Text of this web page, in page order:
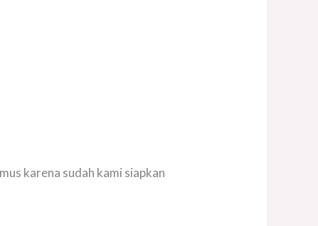
karena sudah kami siapkan